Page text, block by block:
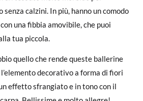
senza calzini. In più, hanno un comodo
una fibbia amovibile, che puoi
tua piccola.
quello che rende queste ballerine
decorativo a forma di fiori
effetto sfrangiato e in tono con il